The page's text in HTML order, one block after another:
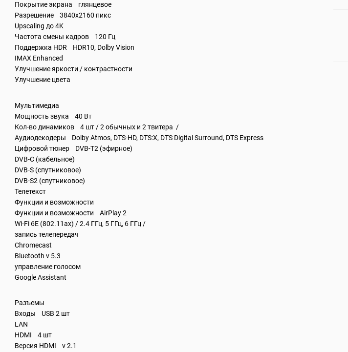
Покрытие экрана глянцевое
Разрешение 3840x2160 пикс
Upscaling до 4K
Частота смены кадров 120 Гц
Поддержка HDR HDR10, Dolby Vision
IMAX Enhanced
Улучшение яркости / контрастности
Улучшение цвета
Мультимедиа
Мощность звука 40 Вт
Кол-во динамиков 4 шт / 2 обычных и 2 твитера /
Аудиодекодеры Dolby Atmos, DTS-HD, DTS:X, DTS Digital Surround, DTS Express
Цифровой тюнер DVB-T2 (эфирное)
DVB-C (кабельное)
DVB-S (спутниковое)
DVB-S2 (спутниковое)
Телетекст
Функции и возможности
Функции и возможности AirPlay 2
Wi-Fi 6E (802.11ax) / 2.4 ГГц, 5 ГГц, 6 ГГц /
запись телепередач
Chromecast
Bluetooth v 5.3
управление голосом
Google Assistant
Разъемы
Входы USB 2 шт
LAN
HDMI 4 шт
Версия HDMI v 2.1